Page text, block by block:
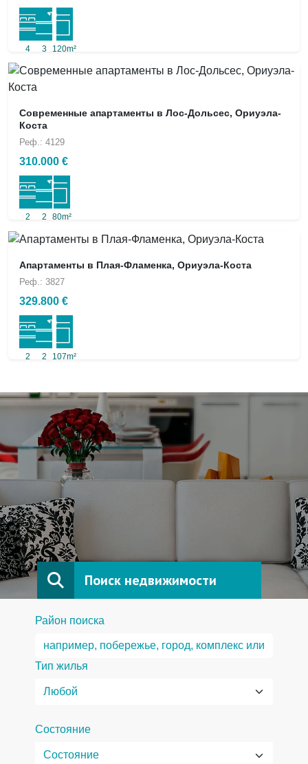
4 3 120m²
Современные апартаменты в Лос-Дольсес, Ориуэла-
Коста
Реф.: 4129
310.000 €
2 2 80m²
Апартаменты в Плая-Фламенка, Ориуэла-Коста
Реф.: 3827
329.800 €
2 2 107m²
Поиск недвижимости
Район поиска
Тип жилья
Состояние